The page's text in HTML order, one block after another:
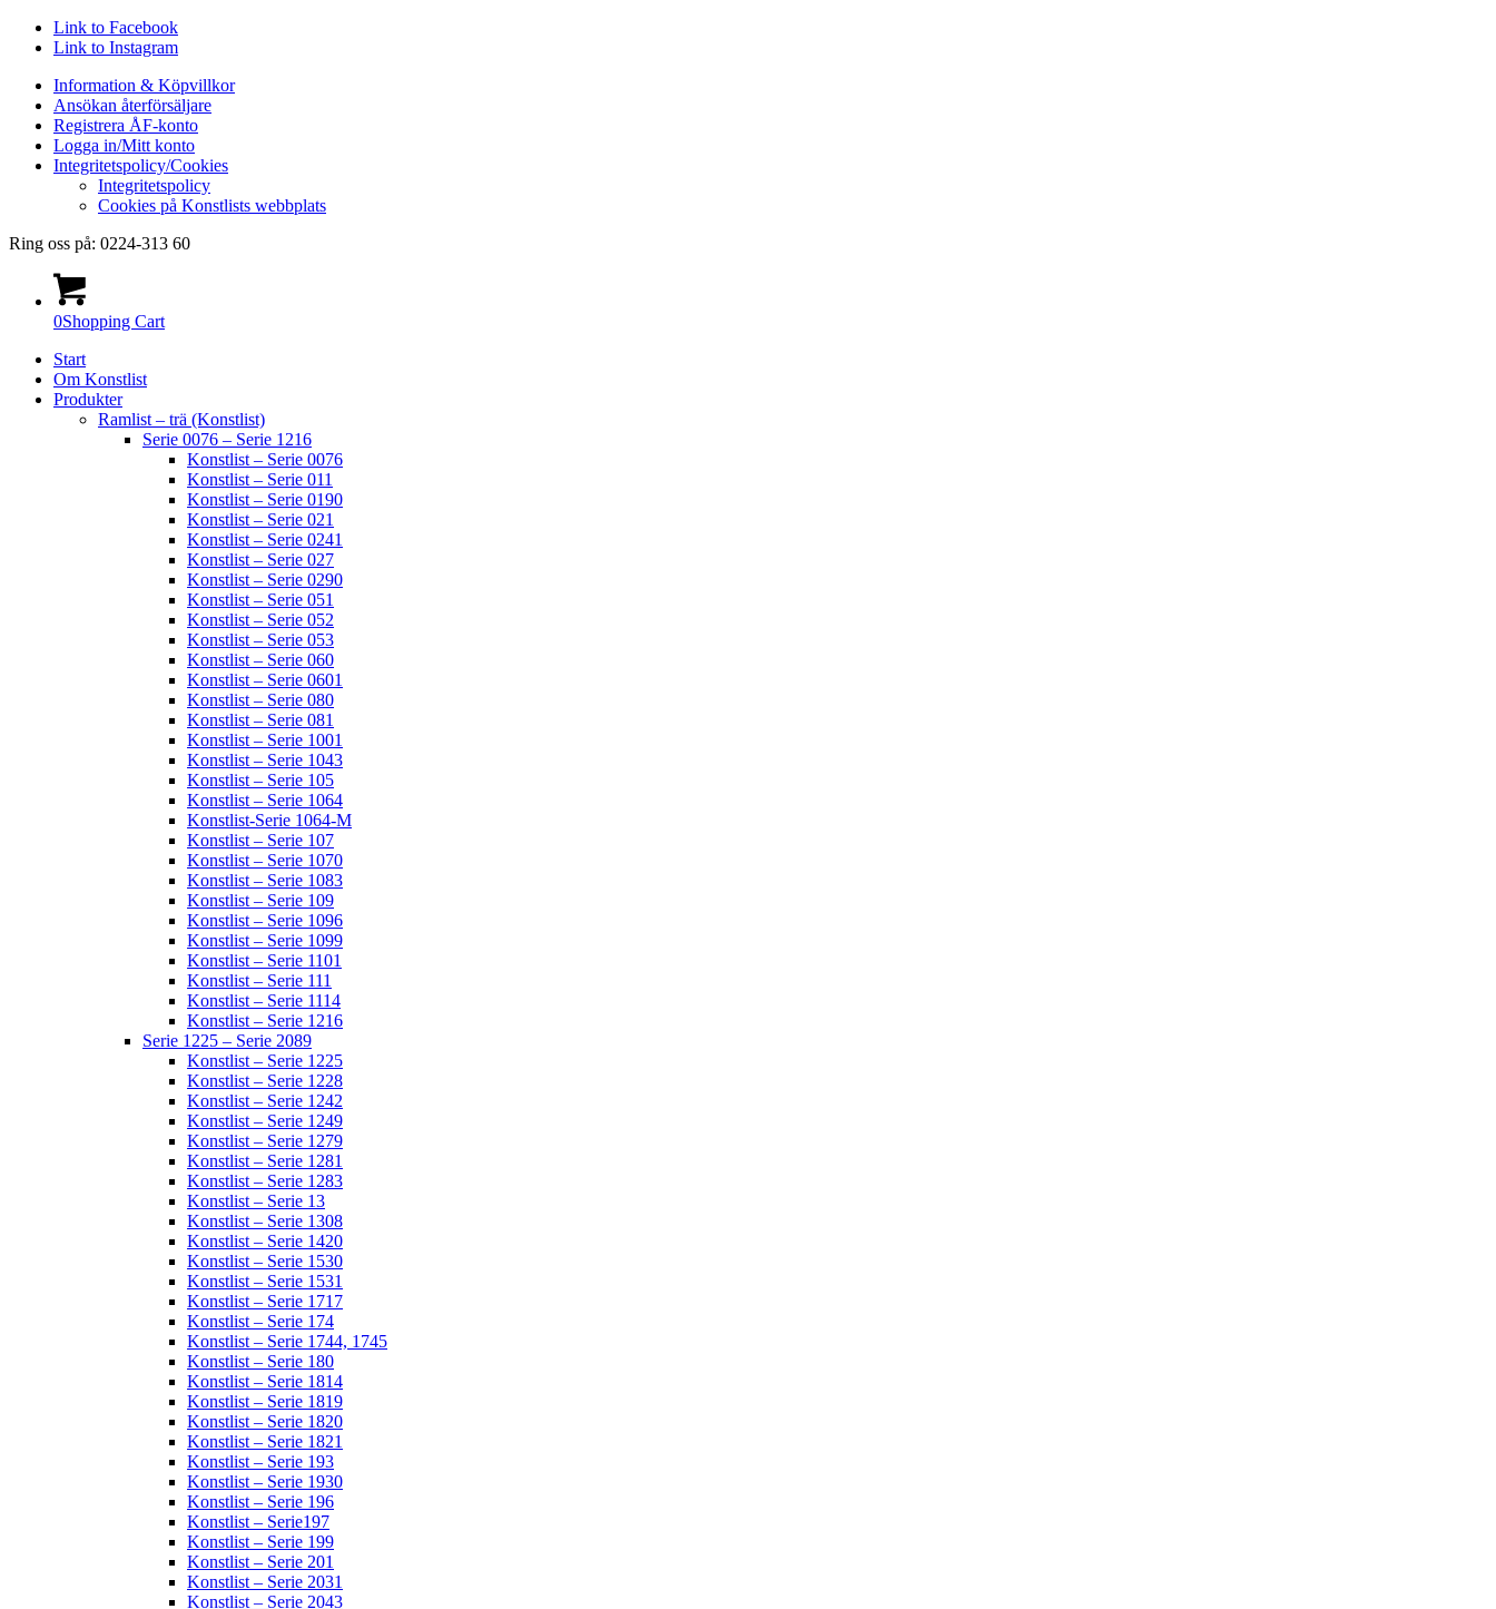
Link to Facebook
Link to Instagram
Information & Köpvillkor
Ansökan återförsäljare
Registrera ÅF-konto
Logga in/Mitt konto
Integritetspolicy/Cookies
Integritetspolicy
Cookies på Konstlists webbplats
Ring oss på: 0224-313 60
0Shopping Cart
Start
Om Konstlist
Produkter
Ramlist – trä (Konstlist)
Serie 0076 – Serie 1216
Konstlist – Serie 0076
Konstlist – Serie 011
Konstlist – Serie 0190
Konstlist – Serie 021
Konstlist – Serie 0241
Konstlist – Serie 027
Konstlist – Serie 0290
Konstlist – Serie 051
Konstlist – Serie 052
Konstlist – Serie 053
Konstlist – Serie 060
Konstlist – Serie 0601
Konstlist – Serie 080
Konstlist – Serie 081
Konstlist – Serie 1001
Konstlist – Serie 1043
Konstlist – Serie 105
Konstlist – Serie 1064
Konstlist-Serie 1064-M
Konstlist – Serie 107
Konstlist – Serie 1070
Konstlist – Serie 1083
Konstlist – Serie 109
Konstlist – Serie 1096
Konstlist – Serie 1099
Konstlist – Serie 1101
Konstlist – Serie 111
Konstlist – Serie 1114
Konstlist – Serie 1216
Serie 1225 – Serie 2089
Konstlist – Serie 1225
Konstlist – Serie 1228
Konstlist – Serie 1242
Konstlist – Serie 1249
Konstlist – Serie 1279
Konstlist – Serie 1281
Konstlist – Serie 1283
Konstlist – Serie 13
Konstlist – Serie 1308
Konstlist – Serie 1420
Konstlist – Serie 1530
Konstlist – Serie 1531
Konstlist – Serie 1717
Konstlist – Serie 174
Konstlist – Serie 1744, 1745
Konstlist – Serie 180
Konstlist – Serie 1814
Konstlist – Serie 1819
Konstlist – Serie 1820
Konstlist – Serie 1821
Konstlist – Serie 193
Konstlist – Serie 1930
Konstlist – Serie 196
Konstlist – Serie197
Konstlist – Serie 199
Konstlist – Serie 201
Konstlist – Serie 2031
Konstlist – Serie 2043